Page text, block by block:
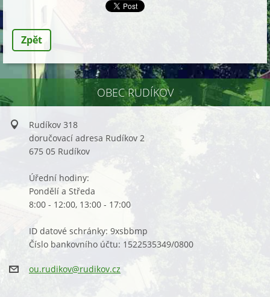
Zpět
OBEC RUDÍKOV
Rudíkov 318
doručovací adresa Rudíkov 2
675 05 Rudíkov
Úřední hodiny:
Pondělí a Středa
8:00 - 12:00, 13:00 - 17:00
ID datové schránky: 9xsbbmp
Číslo bankovního účtu: 1522535349/0800
ou.rudikov@rudikov.cz